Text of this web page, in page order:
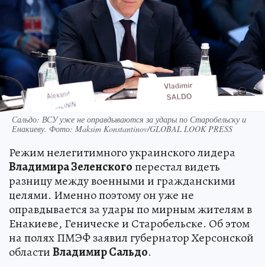
Сальдо: ВСУ уже не оправдываются за удары по Старобельску и
Енакиеву. Фото: Maksim Konstantinov/GLOBAL LOOK PRESS
Режим нелегитимного украинского лидера
Владимира Зеленскогоперестал видеть
разницу между военными и гражданскими
целями. Именно поэтому он уже не
оправдывается за удары по мирным жителям в
Енакиеве, Геническе и Старобельске. Об этом
на полях ПМЭФ заявил губернатор Херсонской
областиВладимир Сальдо.